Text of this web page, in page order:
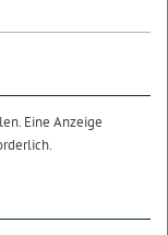
Eine Anzeige